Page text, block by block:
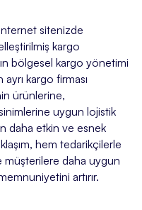
sitenizde
kargo
bölgesel kargo yönetimi
kargo firması
ürünlerine,
uygun lojistik
daha etkin ve esnek
hem tedarikçilerle
müşterilere daha uygun
artırır.